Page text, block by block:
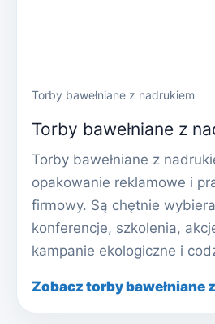
Torby bawełniane z nadrukiem
Torby bawełniane z
Torby bawełniane z
opakowanie reklamowe i
firmowy. Są chętnie
konferencje, szkolenia,
kampanie ekologiczne i
Zobacz torby bawełniane